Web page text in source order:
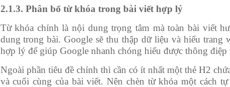
2.1.3. Phân bổ từ khóa trong bài viết hợp lý
Từ khóa chính là nội dung trọng tâm mà toàn bài viết
dung trong bài. Google sẽ thu thập dữ liệu và hiểu trang
hợp lý để giúp Google nhanh chóng hiểu được thông điệp
Ngoài phần tiêu đề chính thì cần có ít nhất một thẻ H2
và cuối cùng của bài viết. Nên chèn từ khóa một cách